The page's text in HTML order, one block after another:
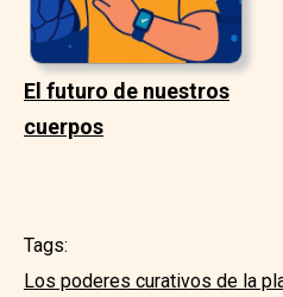
El futuro de nuestros
cuerpos
Tags:
Los poderes curativos de la